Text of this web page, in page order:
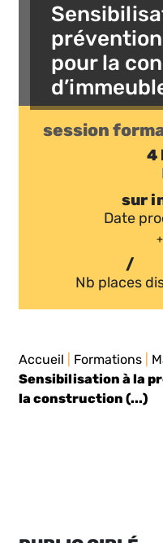
pour la
session
4
sur
Date
/
Nb places
Accueil Formations
Sensibilisation à la
la construction (...)